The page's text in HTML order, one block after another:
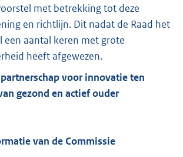
met betrekking tot deze
en richtlijn. Dit nadat de Raad het
een aantal keren met grote
heeft afgewezen.
voor innovatie ten
gezond en actief ouder
van de Commissie